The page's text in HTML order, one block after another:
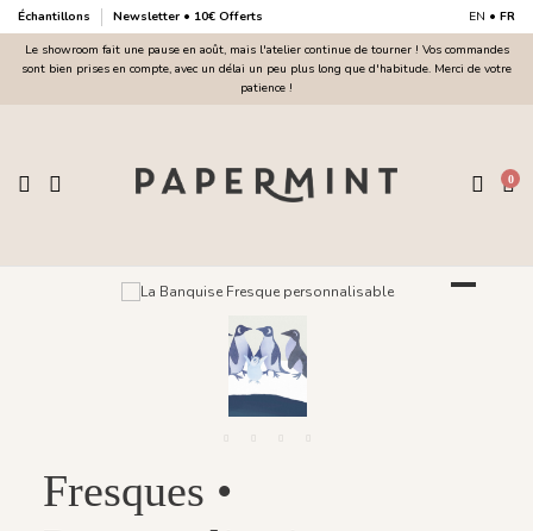
Échantillons Newsletter • 10€ Offerts EN • FR
Le showroom fait une pause en août, mais l'atelier continue de tourner ! Vos commandes
sont bien prises en compte, avec un délai un peu plus long que d'habitude. Merci de votre
patience !
0
Fresques •